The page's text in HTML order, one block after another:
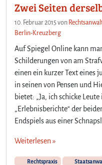
Zwei Seiten
10. Februar 2015von
Berlin-Kreuzberg
Auf Spiegel Online kann
Schilderungen von am
einen ein kurzer Text eines
in seinen von Pensen und
bietet: „Ja, ich schicke
„Erlebnisberichte“ der
Endspiels aus einer
Weiterlesen »
Rechtspraxis